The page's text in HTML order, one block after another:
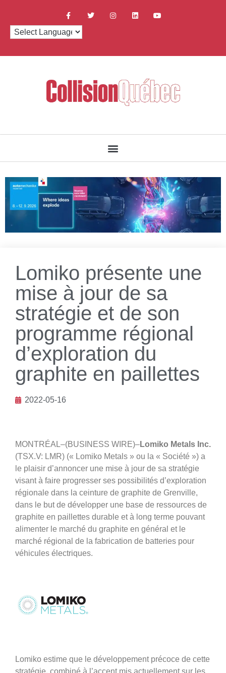
Lomiko présente une
mise à jour de sa
stratégie et de son
programme régional
d’exploration du
graphite en paillettes
2022-05-16
MONTRÉAL–(BUSINESS WIRE)–Lomiko Metals Inc.
(TSX.V: LMR) (« Lomiko Metals » ou la « Société ») a
le plaisir d’annoncer une mise à jour de sa stratégie
visant à faire progresser ses possibilités d’exploration
régionale dans la ceinture de graphite de Grenville,
dans le but de développer une base de ressources de
graphite en paillettes durable et à long terme pouvant
alimenter le marché du graphite en général et le
marché régional de la fabrication de batteries pour
véhicules électriques.
Lomiko estime que le développement précoce de cette